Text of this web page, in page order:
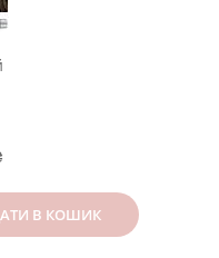
В КОШИК